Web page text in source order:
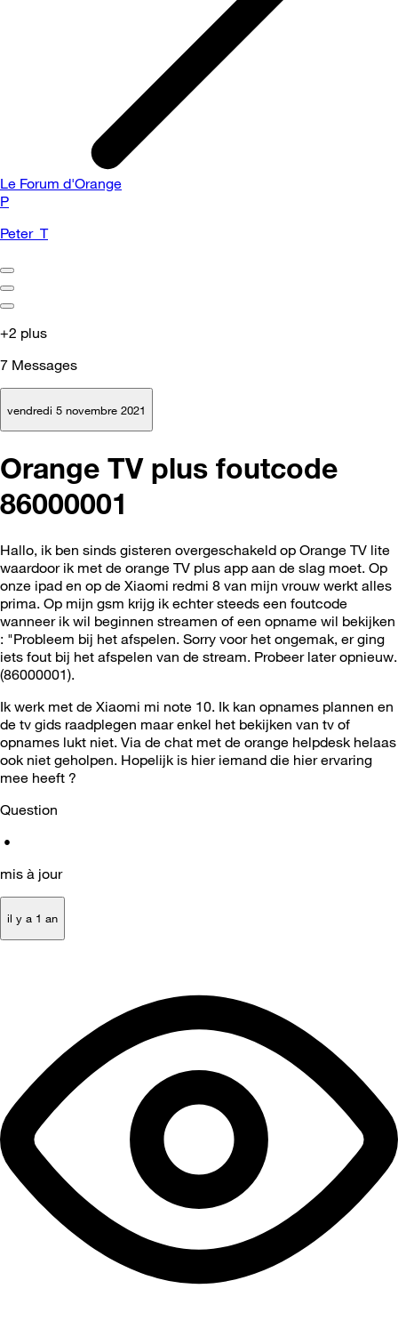
Le Forum d'Orange
P
Peter_T
+2 plus
7 Messages
vendredi 5 novembre 2021
Orange TV plus foutcode
86000001
Hallo, ik ben sinds gisteren overgeschakeld op Orange TV lite
waardoor ik met de orange TV plus app aan de slag moet. Op
onze ipad en op de Xiaomi redmi 8 van mijn vrouw werkt alles
prima. Op mijn gsm krijg ik echter steeds een foutcode
wanneer ik wil beginnen streamen of een opname wil bekijken
: "Probleem bij het afspelen. Sorry voor het ongemak, er ging
iets fout bij het afspelen van de stream. Probeer later opnieuw.
(86000001).
Ik werk met de Xiaomi mi note 10. Ik kan opnames plannen en
de tv gids raadplegen maar enkel het bekijken van tv of
opnames lukt niet. Via de chat met de orange helpdesk helaas
ook niet geholpen. Hopelijk is hier iemand die hier ervaring
mee heeft ?
Question
•
mis à jour
il y a 1 an